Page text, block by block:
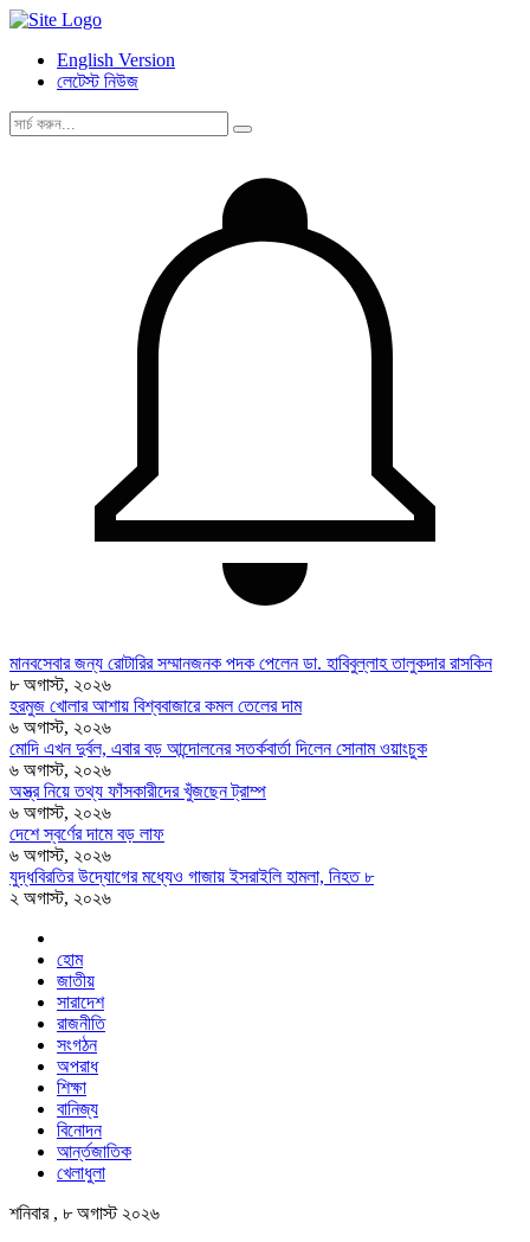
English Version
লেটেস্ট নিউজ
মানবসেবার জন্য রোটারির সম্মানজনক পদক পেলেন ডা. হাবিবুল্লাহ তালুকদার রাসকিন
৮ অগাস্ট, ২০২৬
হরমুজ খোলার আশায় বিশ্ববাজারে কমল তেলের দাম
৬ অগাস্ট, ২০২৬
মোদি এখন দুর্বল, এবার বড় আন্দোলনের সতর্কবার্তা দিলেন সোনাম ওয়াংচুক
৬ অগাস্ট, ২০২৬
অস্ত্র নিয়ে তথ্য ফাঁসকারীদের খুঁজছেন ট্রাম্প
৬ অগাস্ট, ২০২৬
দেশে স্বর্ণের দামে বড় লাফ
৬ অগাস্ট, ২০২৬
যুদ্ধবিরতির উদ্যোগের মধ্যেও গাজায় ইসরাইলি হামলা, নিহত ৮
২ অগাস্ট, ২০২৬
হোম
জাতীয়
সারাদেশ
রাজনীতি
সংগঠন
অপরাধ
শিক্ষা
বানিজ্য
বিনোদন
আর্ন্তজাতিক
খেলাধুলা
শনিবার , ৮ অগাস্ট ২০২৬